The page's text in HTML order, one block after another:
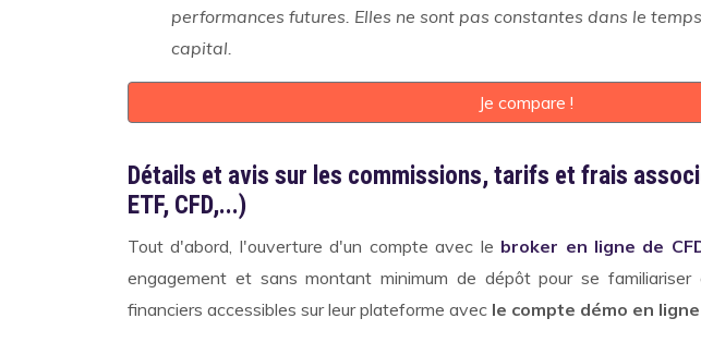
performances futures. Elles ne sont pas constantes dans le
capital.
Je compare !
Détails et avis sur les commissions, tarifs et frais
ETF, CFD,...)
Tout d'abord, l'ouverture d'un compte avec le broker en ligne de
engagement et sans montant minimum de dépôt pour se
financiers accessibles sur leur plateforme avec le compte démo en